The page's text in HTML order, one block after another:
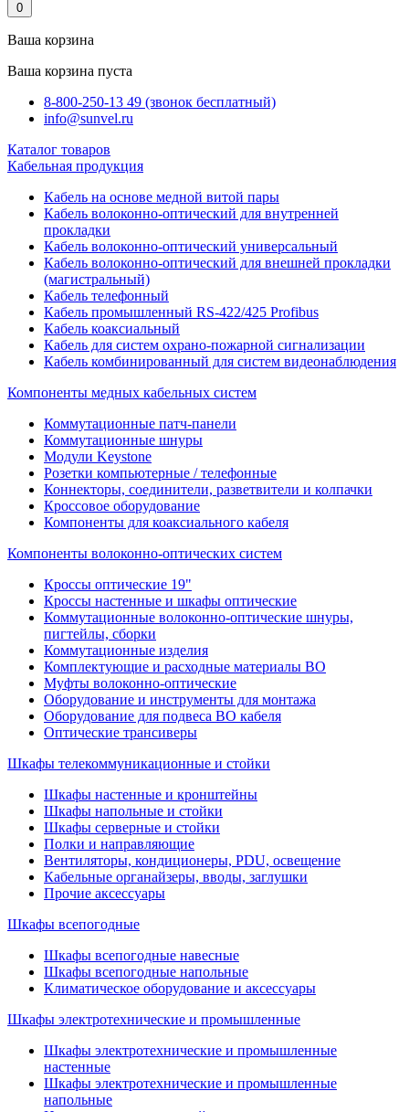
0
Ваша корзина
Ваша корзина пуста
8-800-250-13 49 (звонок бесплатный)
info@sunvel.ru
Каталог товаров
Кабельная продукция
Кабель на основе медной витой пары
Кабель волоконно-оптический для внутренней
прокладки
Кабель волоконно-оптический универсальный
Кабель волоконно-оптический для внешней прокладки
(магистральный)
Кабель телефонный
Кабель промышленный RS-422/425 Profibus
Кабель коаксиальный
Кабель для систем охрано-пожарной сигнализации
Кабель комбинированный для систем видеонаблюдения
Компоненты медных кабельных систем
Коммутационные патч-панели
Коммутационные шнуры
Модули Keystone
Розетки компьютерные / телефонные
Коннекторы, соединители, разветвители и колпачки
Кроссовое оборудование
Компоненты для коаксиального кабеля
Компоненты волоконно-оптических систем
Кроссы оптические 19"
Кроссы настенные и шкафы оптические
Коммутационные волоконно-оптические шнуры,
пигтейлы, сборки
Коммутационные изделия
Комплектующие и расходные материалы ВО
Муфты волоконно-оптические
Оборудование и инструменты для монтажа
Оборудование для подвеса ВО кабеля
Оптические трансиверы
Шкафы телекоммуникационные и стойки
Шкафы настенные и кронштейны
Шкафы напольные и стойки
Шкафы серверные и стойки
Полки и направляющие
Вентиляторы, кондиционеры, PDU, освещение
Кабельные органайзеры, вводы, заглушки
Прочие аксеcсуары
Шкафы всепогодные
Шкафы всепогодные навесные
Шкафы всепогодные напольные
Климатическое оборудование и аксессуары
Шкафы электротехнические и промышленные
Шкафы электротехнические и промышленные
настенные
Шкафы электротехнические и промышленные
напольные